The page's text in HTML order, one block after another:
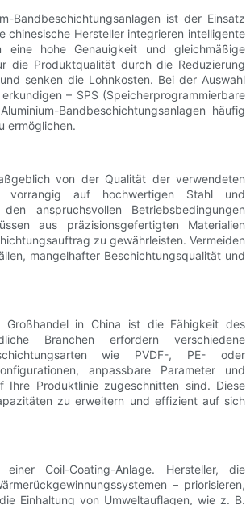
Bandbeschichtungsanlagen ist der Einsatz
chinesische Hersteller integrieren intelligente
eine hohe Genauigkeit und gleichmäßige
die Produktqualität durch die Reduzierung
senken die Lohnkosten. Bei der Auswahl
– SPS (Speicherprogrammierbare
Bandbeschichtungsanlagen häufig
ermöglichen.
von der Qualität der verwendeten
vorrangig auf hochwertigen Stahl und
anspruchsvollen Betriebsbedingungen
aus präzisionsgefertigten Materialien
zu gewährleisten. Vermeiden
mangelhafter Beschichtungsqualität und
Großhandel in China ist die Fähigkeit des
Branchen erfordern verschiedene
wie PVDF-, PE- oder
anpassbare Parameter und
Produktlinie zugeschnitten sind. Diese
zu erweitern und effizient auf sich
Coil-Coating-Anlage. Hersteller, die
– priorisieren,
Einhaltung von Umweltauflagen, wie z. B.